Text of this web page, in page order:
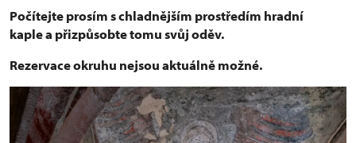
Počítejte prosím s chladnějším prostředím hradní
kaple a přizpůsobte tomu svůj oděv.
Rezervace okruhu nejsou aktuálně možné.